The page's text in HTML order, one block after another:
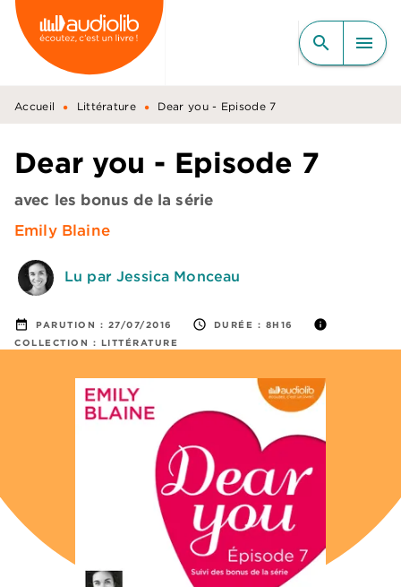
MENU RECHERCHE
CONTENU
PIED DE PAGE
search menu
Accueil • Littérature • Dear you - Episode 7
Dear you - Episode 7
avec les bonus de la série
Emily Blaine
Lu par Jessica Monceau
date_range PARUTION : 27/07/2016 access_time DURÉE : 8H16 info
COLLECTION : LITTÉRATURE